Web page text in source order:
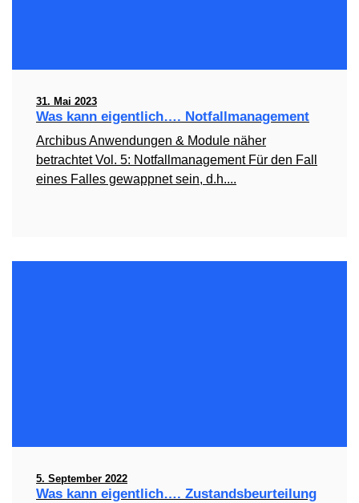
31. Mai 2023
Was kann eigentlich…. Notfallmanagement
Archibus Anwendungen & Module näher
betrachtet Vol. 5: Notfallmanagement Für den Fall
eines Falles gewappnet sein, d.h....
5. September 2022
Was kann eigentlich…. Zustandsbeurteilung